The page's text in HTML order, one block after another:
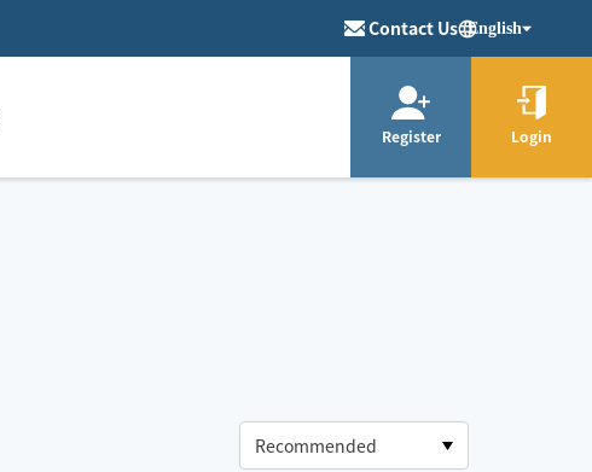
Contact Us English
Register Login